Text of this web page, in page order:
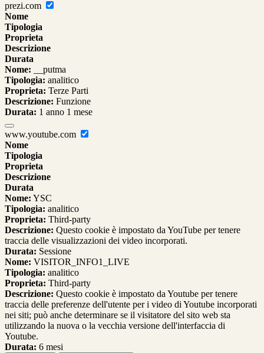
prezi.com
Nome
Tipologia
Proprieta
Descrizione
Durata
Nome: __putma
Tipologia: analitico
Proprieta: Terze Parti
Descrizione: Funzione
Durata: 1 anno 1 mese
www.youtube.com
Nome
Tipologia
Proprieta
Descrizione
Durata
Nome: YSC
Tipologia: analitico
Proprieta: Third-party
Descrizione: Questo cookie è impostato da YouTube per tenere
traccia delle visualizzazioni dei video incorporati.
Durata: Sessione
Nome: VISITOR_INFO1_LIVE
Tipologia: analitico
Proprieta: Third-party
Descrizione: Questo cookie è impostato da Youtube per tenere
traccia delle preferenze dell'utente per i video di Youtube incorporati
nei siti; può anche determinare se il visitatore del sito web sta
utilizzando la nuova o la vecchia versione dell'interfaccia di
Youtube.
Durata: 6 mesi